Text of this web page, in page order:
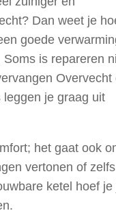
Dan weet je
goede
is repareren
Overvecht
je graag uit
het gaat ook
vertonen of zelfs
ketel hoef je